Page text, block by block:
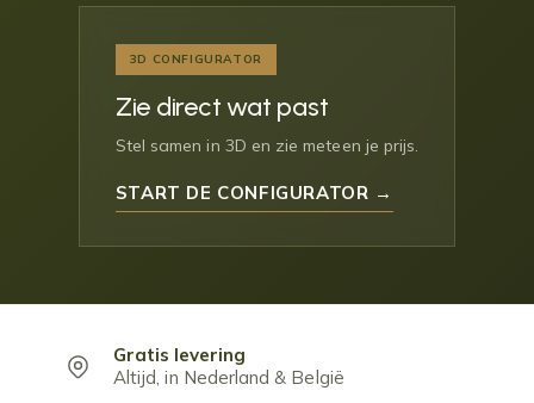
3D CONFIGURATOR
Zie direct wat past
Stel samen in 3D en zie meteen je prijs.
START DE CONFIGURATOR →
Gratis levering
Altijd, in Nederland & België